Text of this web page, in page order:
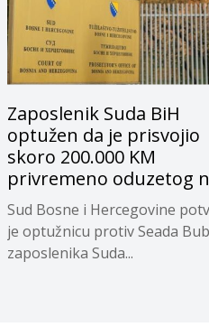
Zaposlenik Suda BiH
optužen da je prisvojio
skoro 200.000 KM
privremeno oduzetog
Sud Bosne i Hercegovine
je optužnicu protiv Seada
zaposlenika Suda...